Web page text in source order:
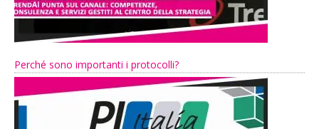
Perché sono importanti i protocolli?